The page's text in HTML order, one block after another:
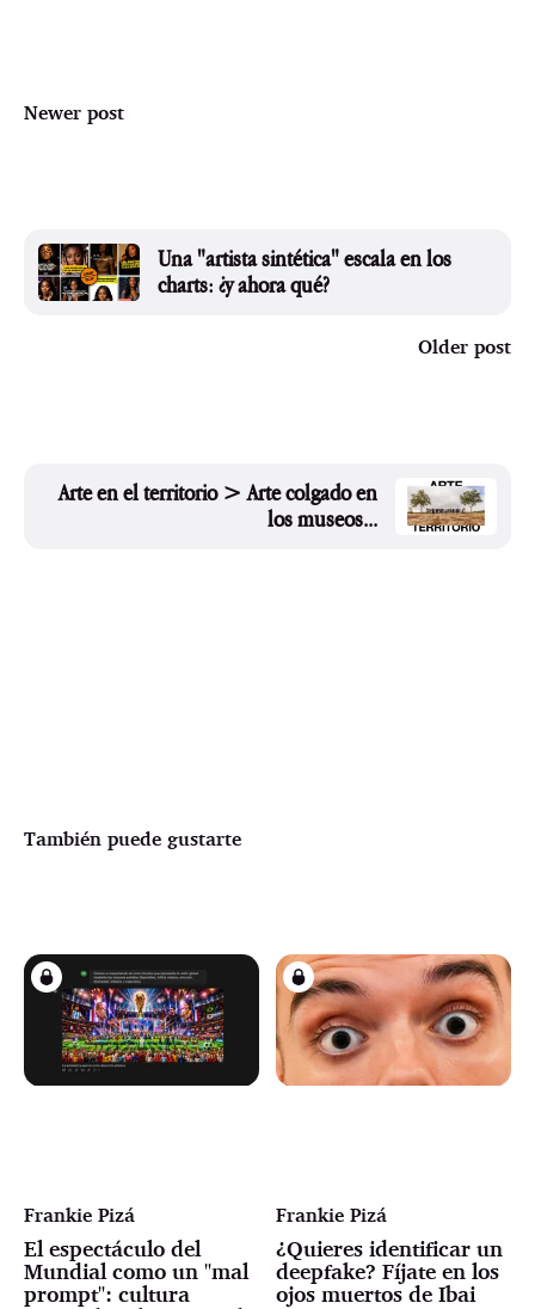
Newer post
Una "artista sintética" escala en los
charts: ¿y ahora qué?
Older post
Arte en el territorio > Arte colgado en
los museos...
También puede gustarte
Frankie Pizá
El espectáculo del
Mundial como un "mal
prompt": cultura
Frankie Pizá
¿Quieres identificar un
deepfake? Fíjate en los
ojos muertos de Ibai